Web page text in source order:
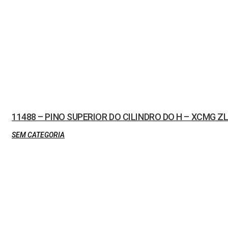
11488 – PINO SUPERIOR DO CILINDRO DO H – XCMG
SEM CATEGORIA